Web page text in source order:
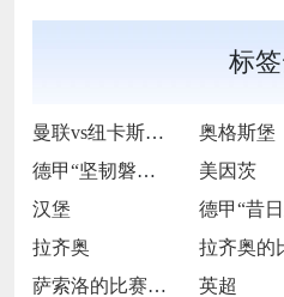
标
曼联vs纽卡斯尔联 奥格斯堡
德甲“坚韧磐石”的逆袭逐光之旅
美因茨
汉堡
拉齐奥
萨索洛的比赛之路
英超